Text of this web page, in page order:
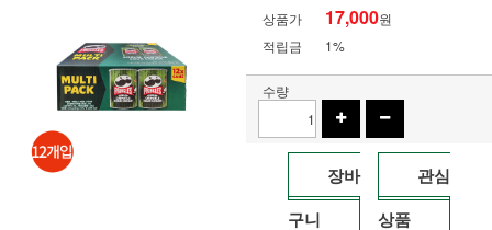
상품가
17,000원
적립금
1%
수량
장바
구니
관심
상품